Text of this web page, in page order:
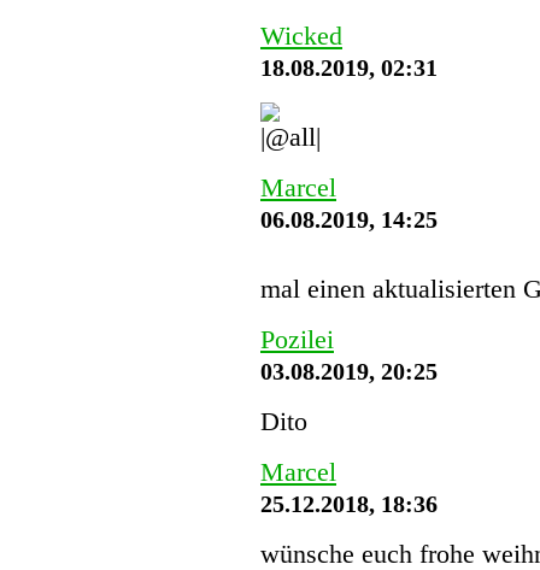
Wicked
18.08.2019, 02:31
Marcel
06.08.2019, 14:25
mal einen aktualisierten
Pozilei
03.08.2019, 20:25
Dito
Marcel
25.12.2018, 18:36
wünsche euch frohe